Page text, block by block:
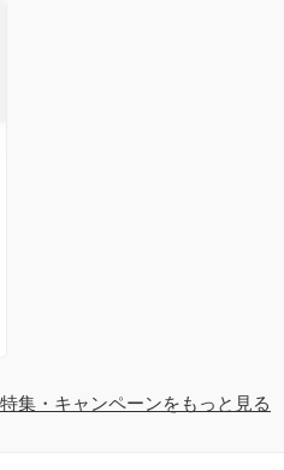
集・キャンペーンをもっと見る